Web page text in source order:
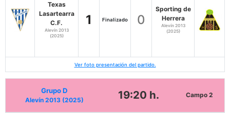
Texas
Lasartearra
C.F.
Alevín 2013
(2025)
1 Finalizado 0
Sporting de
Herrera
Alevín 2013
(2025)
Ver foto presentación del partido.
Grupo D
Alevín 2013 (2025) 19:20 h. Campo 2